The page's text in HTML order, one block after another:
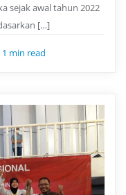
sejak awal tahun 2022
[…]
1 min read